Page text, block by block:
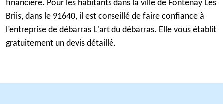
financière. Pour les habitants dans la ville de Fontenay Les
Briis, dans le 91640, il est conseillé de faire confiance à
l’entreprise de débarras L'art du débarras. Elle vous établit
gratuitement un devis détaillé.